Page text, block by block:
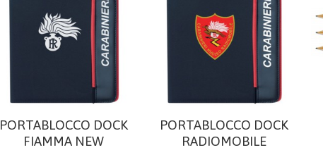
PORTABLOCCO DOCK
FIAMMA NEW
PORTABLOCCO DOCK
RADIOMOBILE